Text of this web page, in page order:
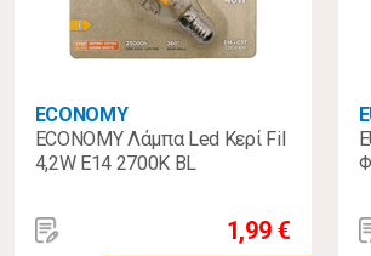
ECONOMY
ECONOMY Λάμπα Led Κερί Fil
4,2W E14 2700K ΒL
1,99 €